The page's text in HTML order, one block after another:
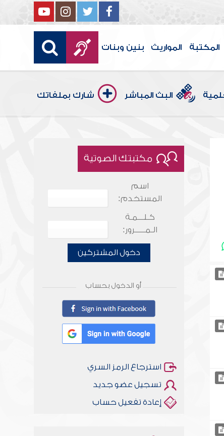
المكتبة المواريث بنين وبنات
البث المباشر شارك بملفاتك
مكتبتك الصوتية
اسم
المستخدم:
كـلـــمـة
الـمـــــرور:
دخول المشتركين
أو الدخول بحساب
استرجاع الرمز السري
تسجيل عضو جديد
إعادة تفعيل حساب